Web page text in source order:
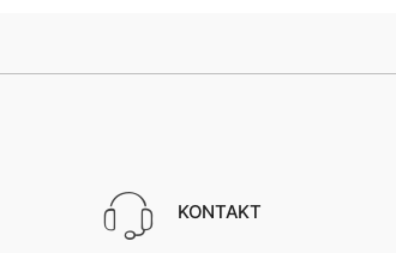
KONTAKT